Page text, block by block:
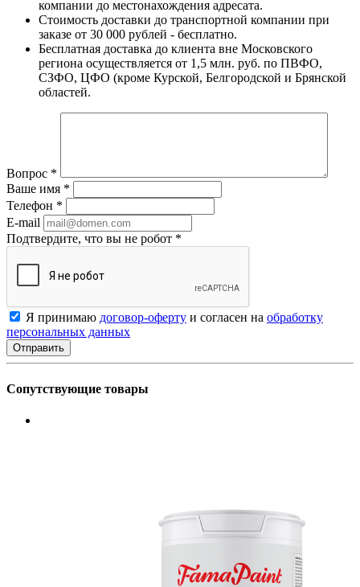
компании до местонахождения адресата.
Стоимость доставки до транспортной компании при
заказе от 30 000 рублей - бесплатно.
Бесплатная доставка до клиента вне Московского
региона осуществляется от 1,5 млн. руб. по ПВФО,
СЗФО, ЦФО (кроме Курской, Белгородской и Брянской
областей.
Вопрос *
Ваше имя *
Телефон *
E-mail
Подтвердите, что вы не робот *
Я принимаю договор-оферту и согласен на обработку
персональных данных
Сопутствующие товары